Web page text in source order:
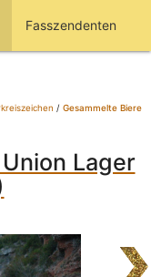
Fasszendenten
/ Gesammelte Biere
Lager